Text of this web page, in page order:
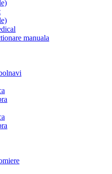
manuala